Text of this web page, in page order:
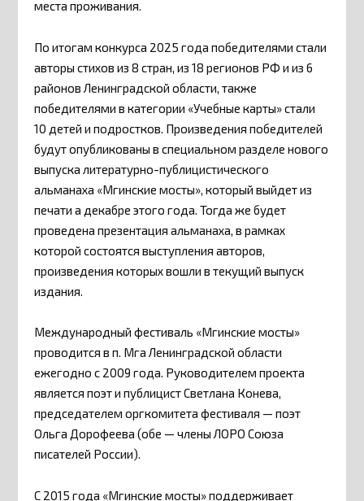
места проживания.
По итогам конкурса 2025 года победителями стали
авторы стихов из 8 стран, из 18 регионов РФ и из 6
районов Ленинградской области, также
победителями в категории «Учебные карты» стали
10 детей и подростков. Произведения победителей
будут опубликованы в специальном разделе нового
выпуска литературно-публицистического
альманаха «Мгинские мосты», который выйдет из
печати а декабре этого года. Тогда же будет
проведена презентация альманаха, в рамках
которой состоятся выступления авторов,
произведения которых вошли в текущий выпуск
издания.
Международный фестиваль «Мгинские мосты»
проводится в п. Мга Ленинградской области
ежегодно с 2009 года. Руководителем проекта
является поэт и публицист Светлана Конева,
председателем оргкомитета фестиваля — поэт
Ольга Дорофеева (обе — члены ЛОРО Союза
писателей России).
С 2015 года «Мгинские мосты» поддерживает